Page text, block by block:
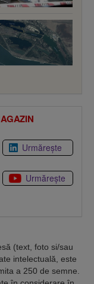
Urmărește
Urmărește
(text, foto si/sau
intelectuală, este
a 250 de semne.